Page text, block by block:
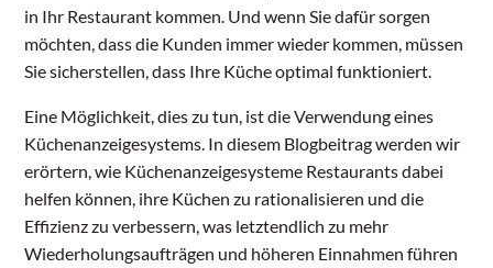
in Ihr Restaurant kommen. Und wenn Sie dafür sorgen
möchten, dass die Kunden immer wieder kommen, müssen
Sie sicherstellen, dass Ihre Küche optimal funktioniert.
Eine Möglichkeit, dies zu tun, ist die Verwendung eines
Küchenanzeigesystems. In diesem Blogbeitrag werden wir
erörtern, wie Küchenanzeigesysteme Restaurants dabei
helfen können, ihre Küchen zu rationalisieren und die
Effizienz zu verbessern, was letztendlich zu mehr
Wiederholungsaufträgen und höheren Einnahmen führen